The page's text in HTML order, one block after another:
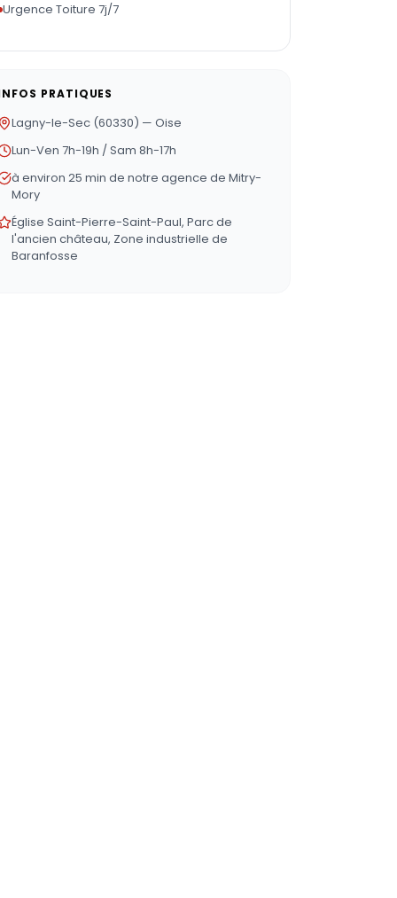
Urgence Toiture 7j/7
PRATIQUES
Lagny-le-Sec (60330) — Oise
Lun-Ven 7h-19h / Sam 8h-17h
à environ 25 min de notre agence de Mitry-
Mory
Église Saint-Pierre-Saint-Paul, Parc de
l'ancien château, Zone industrielle de
Baranfosse